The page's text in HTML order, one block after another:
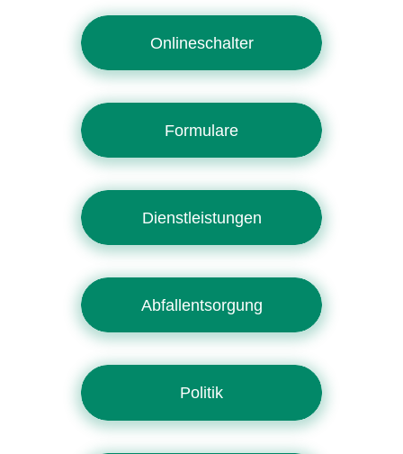
Onlineschalter
Formulare
Dienstleistungen
Abfallentsorgung
Politik